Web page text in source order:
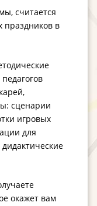
считается
в
сценарии
игровых
для
окажет вам